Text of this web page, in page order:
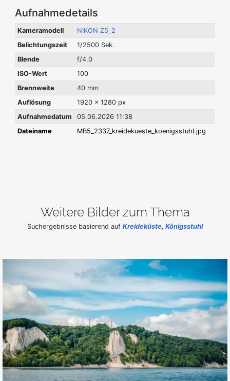
Aufnahmedetails
Kameramodell
NIKON Z5_2
Belichtungszeit
1/2500 Sek.
Blende
f/4.0
ISO-Wert
100
Brennweite
40 mm
Auflösung
1920 x 1280 px
Aufnahmedatum
05.06.2026 11:38
Dateiname
MB5_2337_kreidekueste_koenigsstuhl.jpg
Weitere Bilder zum Thema
Suchergebnisse basierend auf Kreideküste, Königsstuhl